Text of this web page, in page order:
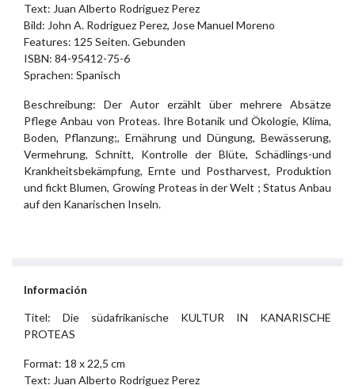
Text: Juan Alberto Rodriguez Perez
Bild: John A. Rodriguez Perez, Jose Manuel Moreno
Features: 125 Seiten. Gebunden
ISBN: 84-95412-75-6
Sprachen: Spanisch
Beschreibung: Der Autor erzählt über mehrere Absätze
Pflege Anbau von Proteas. Ihre Botanik und Ökologie, Klima,
Boden, Pflanzung;, Ernährung und Düngung, Bewässerung,
Vermehrung, Schnitt, Kontrolle der Blüte, Schädlings-und
Krankheitsbekämpfung, Ernte und Postharvest, Produktion
und fickt Blumen, Growing Proteas in der Welt ; Status Anbau
auf den Kanarischen Inseln.
Información
Titel: Die südafrikanische KULTUR IN KANARISCHE
PROTEAS
Format: 18 x 22,5 cm
Text: Juan Alberto Rodriguez Perez